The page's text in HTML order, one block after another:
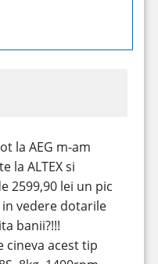
la AEG m-am
la ALTEX si
2599,90 lei un pic
vedere dotarile
banii?!!!
cineva acest tip